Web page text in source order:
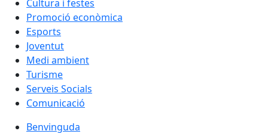
Cultura i festes
Promoció econòmica
Esports
Joventut
Medi ambient
Turisme
Serveis Socials
Comunicació
Benvinguda